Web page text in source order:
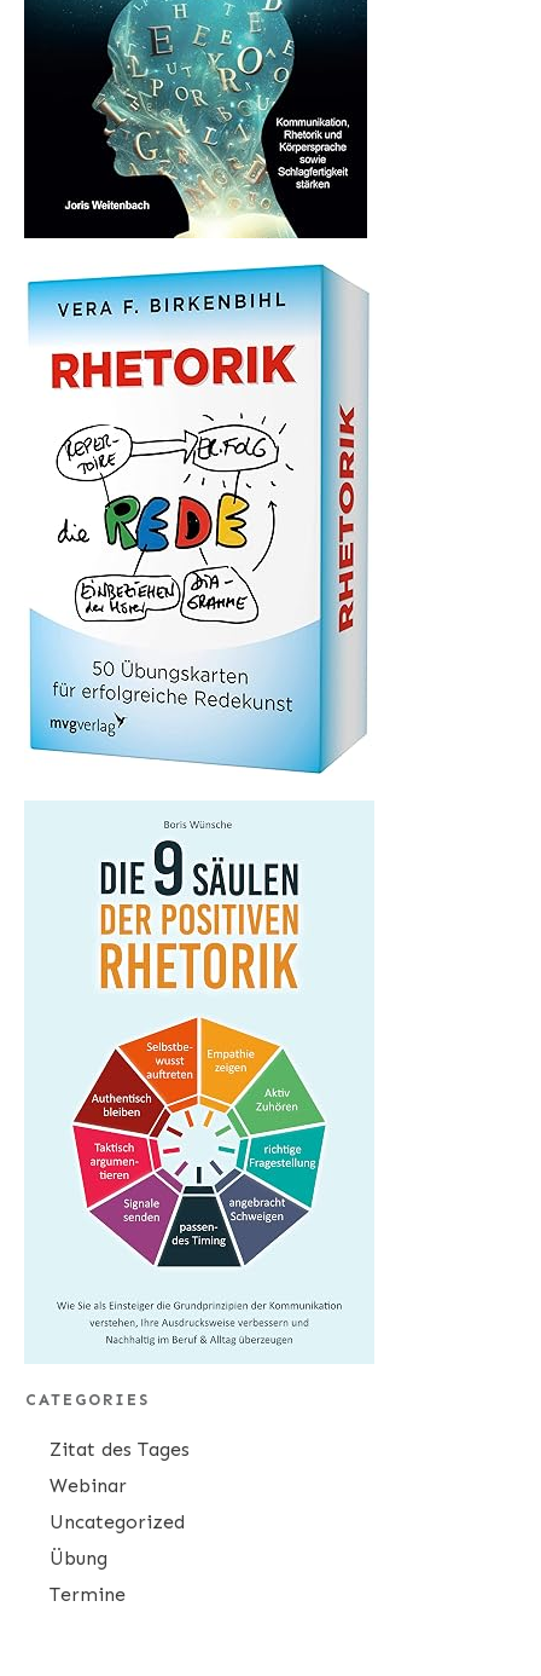
CATEGORIES
Zitat des Tages
Webinar
Uncategorized
Übung
Termine